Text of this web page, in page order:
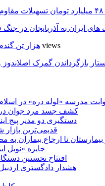
ایران به آذربایجان در
۸۰ هزار تن 5 views
بازگرداندن گمرک اصلاندوز
کشف جسد مرد جوان در
دستگیری دو مدیر پیج
قدیمی‌ترین
بیمارستان تا ارجاع
جایزه «نوبل
افتتاح نخستین
هشدار دادگستری